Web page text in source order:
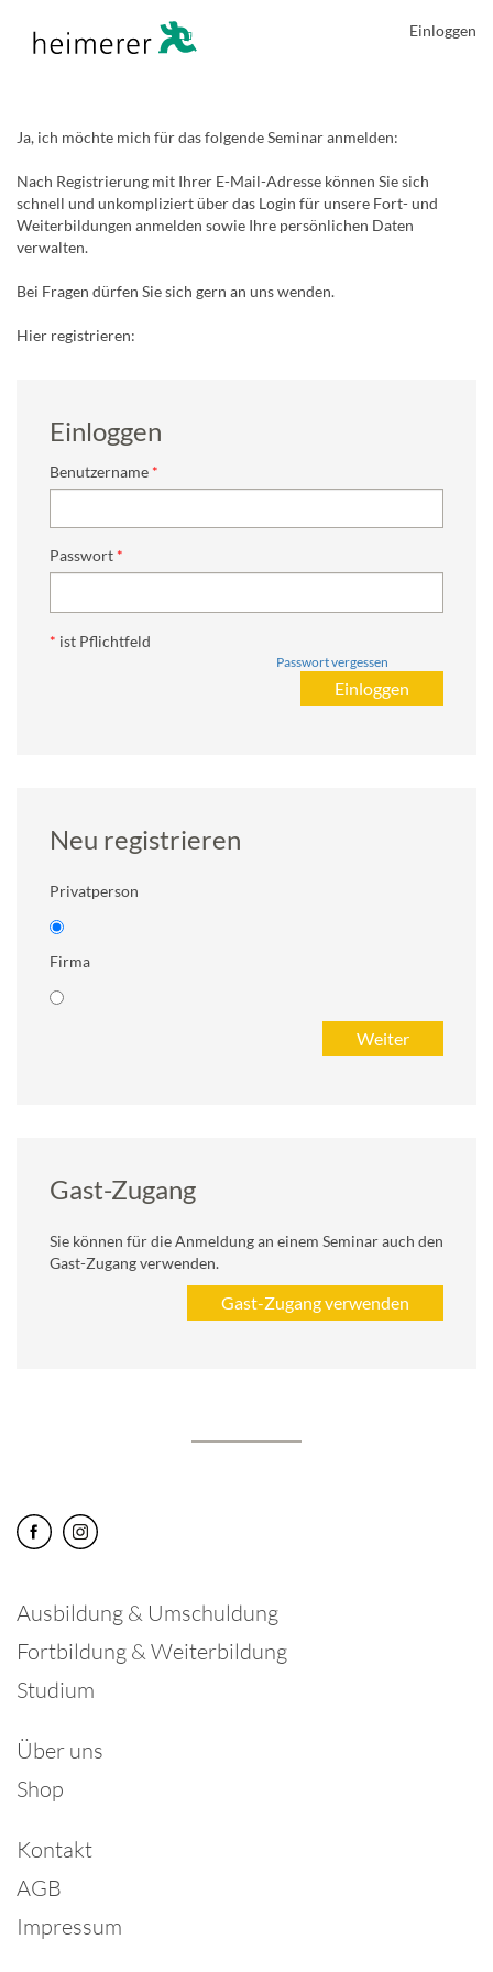
Einloggen
Ja, ich möchte mich für das folgende Seminar anmelden:
Nach Registrierung mit Ihrer E-Mail-Adresse können Sie sich
schnell und unkompliziert über das Login für unsere Fort- und
Weiterbildungen anmelden sowie Ihre persönlichen Daten
verwalten.
Bei Fragen dürfen Sie sich gern an uns wenden.
Hier registrieren:
Einloggen
Benutzername
Passwort
* ist Pflichtfeld
Passwort vergessen
Neu registrieren
Privatperson
Firma
Gast-Zugang
Sie können für die Anmeldung an einem Seminar auch den
Gast-Zugang verwenden.
Ausbildung & Umschuldung
Fortbildung & Weiterbildung
Studium
Über uns
Shop
Kontakt
AGB
Impressum